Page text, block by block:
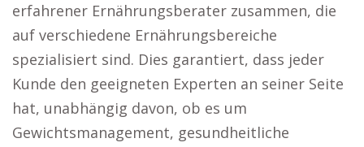
erfahrener Ernährungsberater zusammen, die
auf verschiedene Ernährungsbereiche
spezialisiert sind. Dies garantiert, dass jeder
Kunde den geeigneten Experten an seiner Seite
hat, unabhängig davon, ob es um
Gewichtsmanagement, gesundheitliche